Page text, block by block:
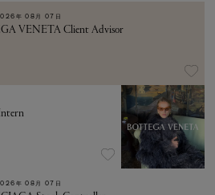
年 08月 07日
VENETA Client Advisor
年 08月 07日